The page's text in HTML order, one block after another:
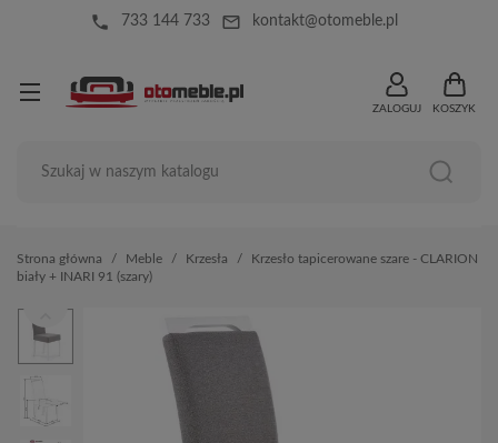
local_phone 733 144 733 mail_outline kontakt@otomeble.pl
ZALOGUJ KOSZYK
Strona główna Meble Krzesła
Krzesło tapicerowane szare - CLARION
biały + INARI 91 (szary)